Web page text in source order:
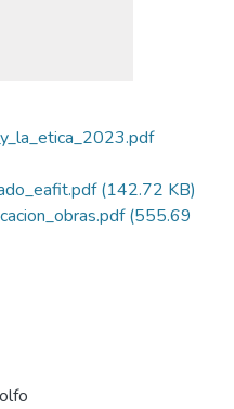
(142.72 KB)
(555.69